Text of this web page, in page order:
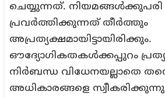
ചെയ്യുന്നത്.
പ്രവർത്തിക്കുന്നത് തീർത്തും
അപ്രത്യക്ഷമായിട്ടായിരിക്കും.
ഔദ്യോഗികതകൾക്കപ്പുറം
നിർബന്ധ വിധേനയല്ലാതെ
അധികാരങ്ങളെ